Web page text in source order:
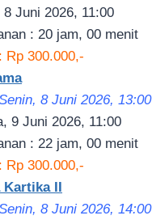
Juni 2026, 11:00
: 20 jam, 00 menit
Rp 300.000,-
8 Juni 2026, 13:00
9 Juni 2026, 11:00
: 22 jam, 00 menit
Rp 300.000,-
Kartika II
8 Juni 2026, 14:00